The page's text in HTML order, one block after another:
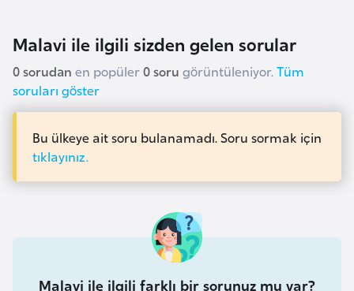
Malavi ile ilgili sizden gelen sorular
0 sorudan en popüler0 soru görüntüleniyor.Tüm
soruları göster
Bu ülkeye ait soru bulanamadı. Soru sormak için
tıklayınız.
Malavi ile ilgili farklı bir sorunuz mu var?
s
t
a
n
B
u